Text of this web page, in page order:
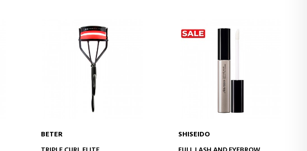
IN DEN WARENKORB
BETER
IN DEN WARENKORB
SHISEIDO